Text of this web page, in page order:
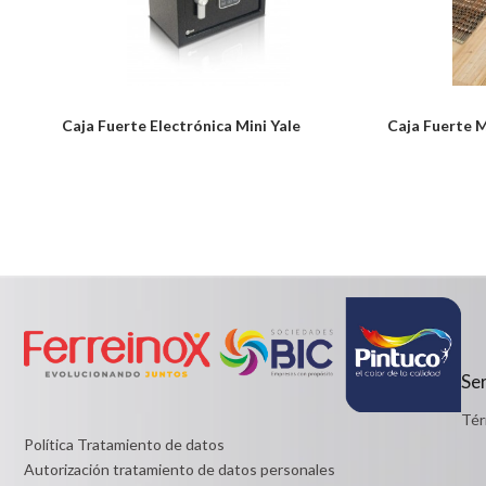
Caja Fuerte Electrónica Mini Yale
Detalles
Caja Fuerte
Política Tratamiento de datos
Autorización tratamiento de datos personales